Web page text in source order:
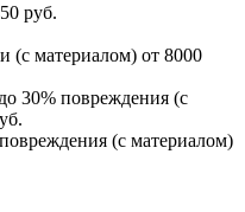
руб.
(с материалом) от 8000
30% повреждения (с
(с материалом)